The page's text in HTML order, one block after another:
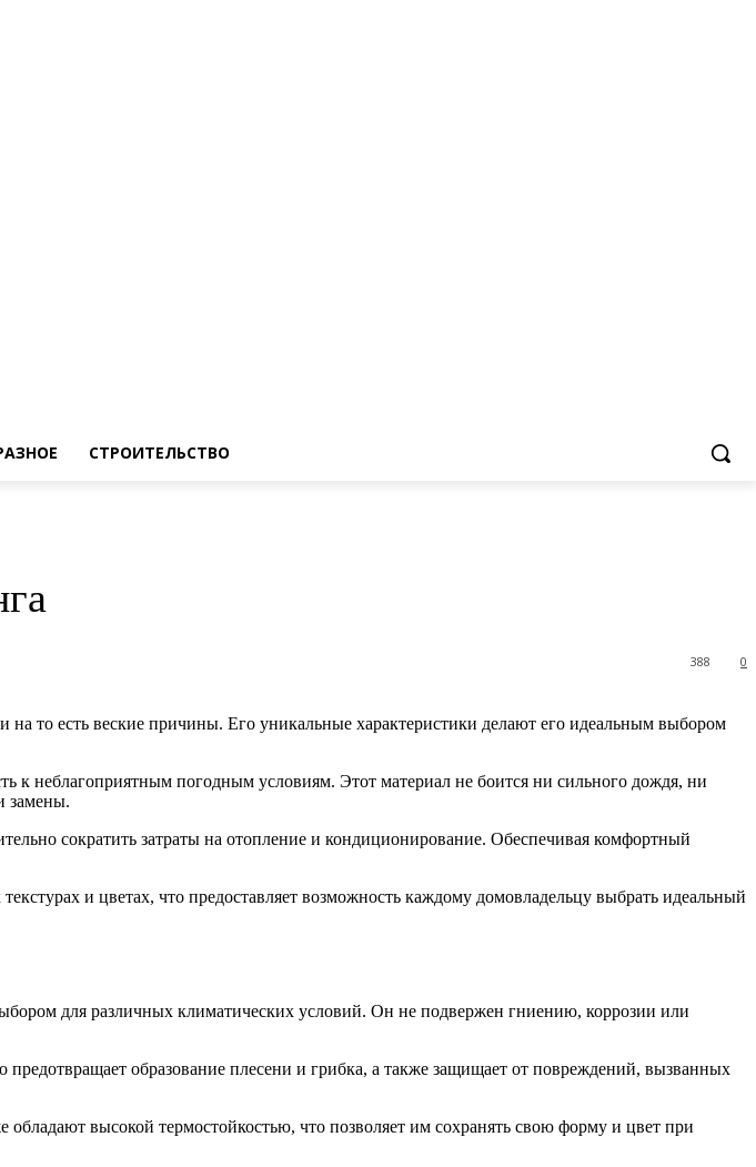
СТРОИТЕЛЬСТВО
0
388
то есть веские причины. Его уникальные характеристики делают его идеальным выбором
к неблагоприятным погодным условиям. Этот материал не боится ни сильного дождя, ни
замены.
сократить затраты на отопление и кондиционирование. Обеспечивая комфортный
и цветах, что предоставляет возможность каждому домовладельцу выбрать идеальный
для различных климатических условий. Он не подвержен гниению, коррозии или
образование плесени и грибка, а также защищает от повреждений, вызванных
высокой термостойкостью, что позволяет им сохранять свою форму и цвет при